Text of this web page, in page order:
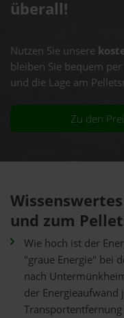
überall!
Nutzen Sie unsere
bleiben Sie bequem
und die Lage am
Zu den
und zum
Wie hoch ist der
"graue Energie" bei
nach
der Energieaufwand